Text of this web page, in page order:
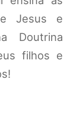
Jesus e
Doutrina
filhos e